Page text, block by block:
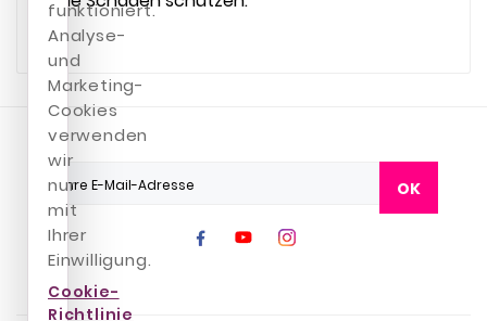
OK
funktioniert.
Analyse-
und
Marketing-
Cookies
verwenden
wir
nur
mit
Ihrer
Einwilligung.
Cookie-
Richtlinie